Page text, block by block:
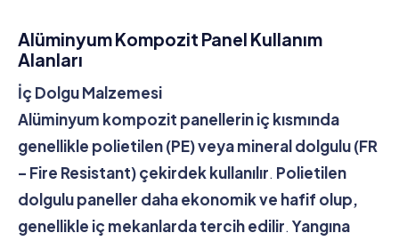
Alüminyum Kompozit Panel Kullanım
Alanları
İç Dolgu Malzemesi
Alüminyum kompozit panellerin iç kısmında
genellikle polietilen (PE) veya mineral dolgulu (FR
– Fire Resistant) çekirdek kullanılır. Polietilen
dolgulu paneller daha ekonomik ve hafif olup,
genellikle iç mekanlarda tercih edilir. Yangına